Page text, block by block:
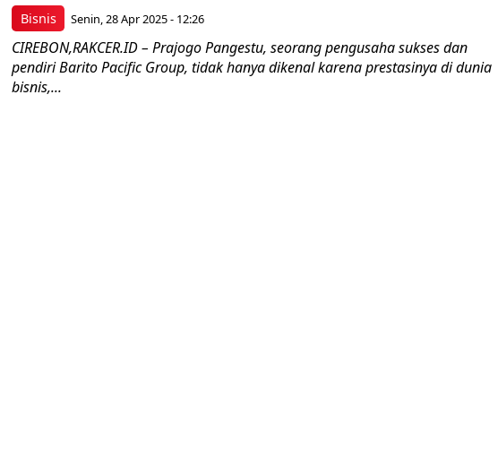
Bisnis Senin, 28 Apr 2025 - 12:26
CIREBON,RAKCER.ID – Prajogo Pangestu, seorang pengusaha sukses dan
pendiri Barito Pacific Group, tidak hanya dikenal karena prestasinya di dunia
bisnis,...